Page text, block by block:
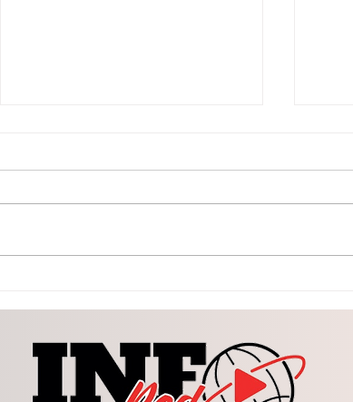
consultar las 143 vacantes